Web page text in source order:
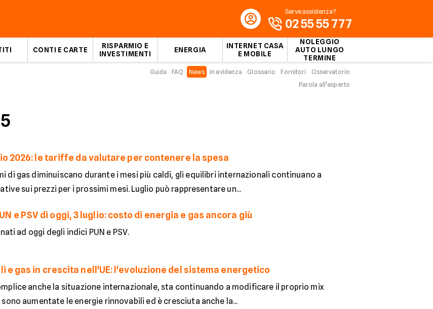
CONTI E CARTE
RISPARMIO E
INVESTIMENTI
ENERGIA
INTERNET CASA
E MOBILE
NOLEGGIO
AUTO LUNGO
TERMINE
Serve assistenza?
02 55 55 777
Guida FAQ News In evidenza Glossario Fornitori
Osservatorio
Parola all'esperto
2026: le tariffe da valutare per contenere la spesa
di gas diminuiscano durante i mesi più caldi, gli equilibri internazionali continuano a
sui prezzi per i prossimi mesi. Luglio può rappresentare un...
e PSV di oggi, 3 luglio: costo di energia e gas ancora giù
ad oggi degli indici PUN e PSV.
e gas in crescita nell'UE: l'evoluzione del sistema energetico
anche la situazione internazionale, sta continuando a modificare il proprio mix
aumentate le energie rinnovabili ed è cresciuta anche la...